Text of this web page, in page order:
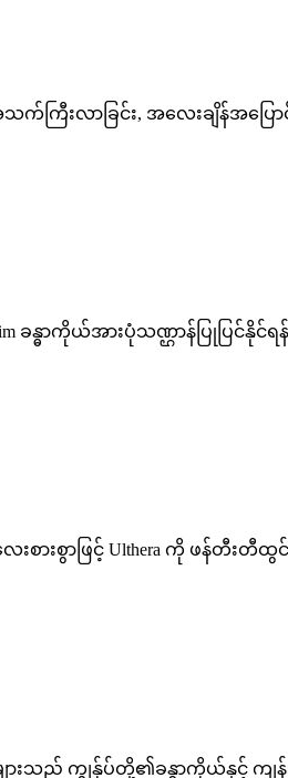
ြီးလာခြင်း, အလေးချိန်အပြေ
Slim ခန္ဓာကိုယ်အားပုံသဏ္ဌာန်ပ
င်လေးစားစွာဖြင့် Ulthera ကို ဖန်
းသည် ကျွန်ုပ်တို့၏ခန္ဓာကိုယ်နှင့် ကျန်းမ